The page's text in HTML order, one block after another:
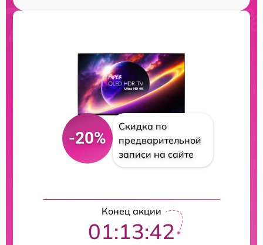
-20%
Скидка по
предварительной
записи на сайте
Конец акции
01:13:41